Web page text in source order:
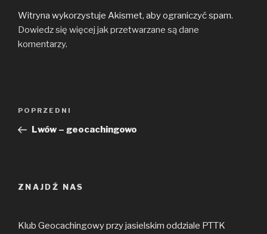
Witryna wykorzystuje Akismet, aby ograniczyć spam.
Dowiedz się więcej jak przetwarzane są dane
komentarzy.
Poprzedni
wpis
POPRZEDNI
Lwów – geocachingowo
ZNAJDŹ NAS
Klub Geocachingowy przy jasielskim oddziale PTTK